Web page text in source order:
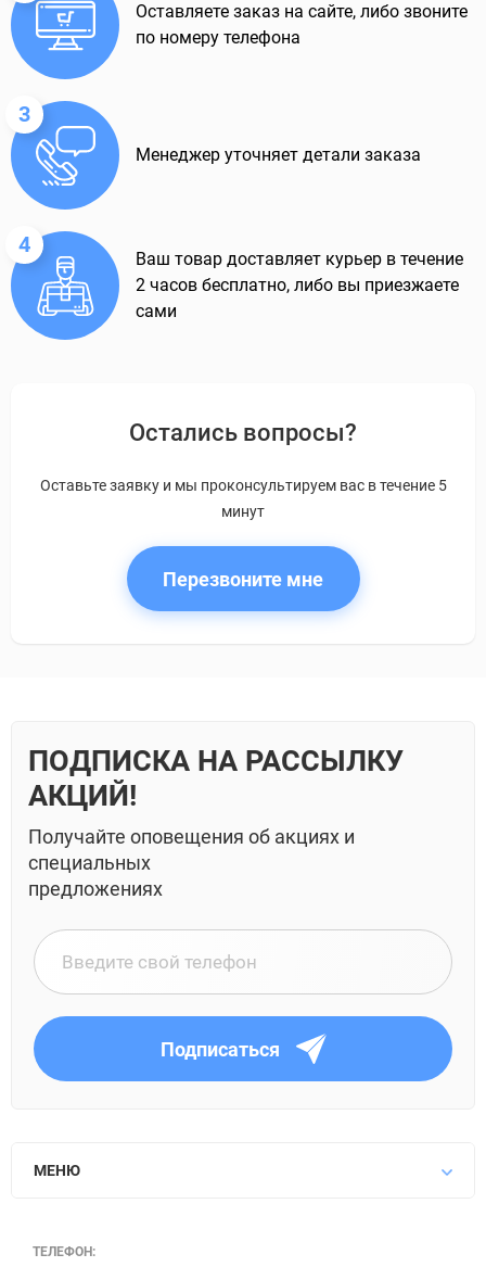
Оставляете заказ на сайте, либо звоните
по номеру телефона
3
Менеджер уточняет детали заказа
4
Ваш товар доставляет курьер в течение
2 часов бесплатно, либо вы приезжаете
сами
Остались вопросы?
Оставьте заявку и мы проконсультируем вас в течение 5
минут
Перезвоните мне
ПОДПИСКА НА РАССЫЛКУ
АКЦИЙ!
Получайте оповещения об акциях и
специальных
предложениях
Подписаться
МЕНЮ
ТЕЛЕФОН: